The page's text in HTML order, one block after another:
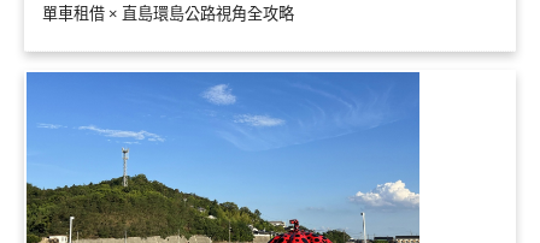
單車租借 × 直島環島公路視角全攻略